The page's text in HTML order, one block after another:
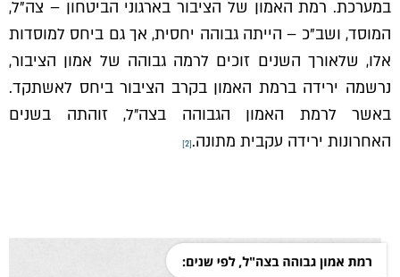
במערכת. רמת האמון של הציבור בארגוני הביטחון – צה"ל,
המוסד, ושב"כ – הייתה גבוהה יחסית, אך גם ביחס למוסדות
אלו, שלאורך השנים זוכים לרמה גבוהה של אמון הציבור,
נרשמה ירידה ברמת האמון בקרב הציבור ביחס לאשתקד.
באשר לרמת האמון הגבוהה בצה״ל, זוהתה בשנים
האחרונות ירידה עקבית מתונה.[2]